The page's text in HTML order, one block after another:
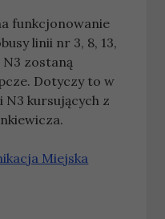
funkcjonowanie
linii nr 3, 8, 13,
N3 zostaną
Dotyczy to w
N3 kursujących z
Miejska